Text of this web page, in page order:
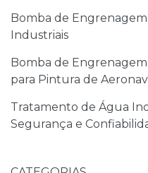
Bomba de
Industriais
Bomba de
para Pintura de
Tratamento de Água
Segurança e